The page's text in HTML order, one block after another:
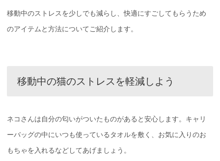
移動中のストレスを少しでも減らし、快適にすごしてもらうため
のアイテムと方法についてご紹介します。
移動中の猫のストレスを軽減しよう
ネコさんは自分の匂いがついたものがあると安心します。キャリ
ーバッグの中にいつも使っているタオルを敷く、お気に入りのお
もちゃを入れるなどしてあげましょう。